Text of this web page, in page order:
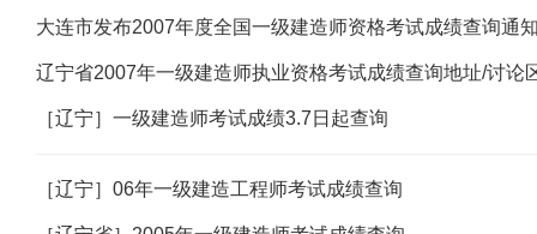
大连市发布2007年度全国一级建造师资格考试成绩查询通
辽宁省2007年一级建造师执业资格考试成绩查询地址/讨论
［辽宁］一级建造师考试成绩3.7日起查询
［辽宁］06年一级建造工程师考试成绩查询